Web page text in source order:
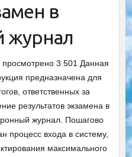
в
журнал
3 501 Данная
предназначена для
ответственных за
результатов экзамена в
журнал. Пошагово
процесс входа в систему,
максимального